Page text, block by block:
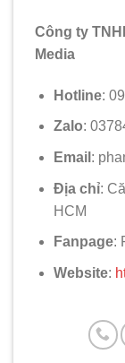
Công ty
Media
Hotline:
Zalo:
Email :
Địa chỉ:
HCM
Fanpage:
Website: